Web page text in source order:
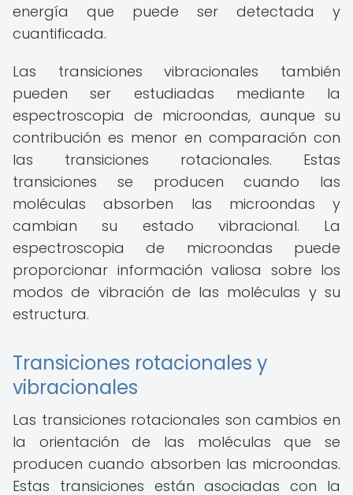
energía que puede ser detectada y
cuantificada.
Las transiciones vibracionales también
pueden ser estudiadas mediante la
espectroscopia de microondas, aunque su
contribución es menor en comparación con
las transiciones rotacionales. Estas
transiciones se producen cuando las
moléculas absorben las microondas y
cambian su estado vibracional. La
espectroscopia de microondas puede
proporcionar información valiosa sobre los
modos de vibración de las moléculas y su
estructura.
Transiciones rotacionales y
vibracionales
Las transiciones rotacionales son cambios en
la orientación de las moléculas que se
producen cuando absorben las microondas.
Estas transiciones están asociadas con la